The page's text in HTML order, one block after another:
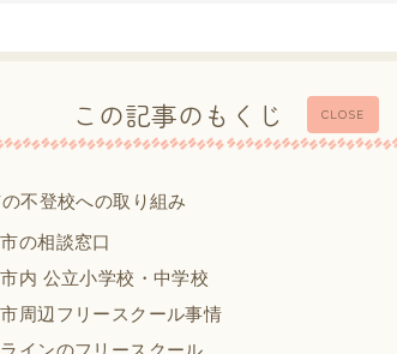
CLOSE
この記事のもくじ
不登校への取り組み
の相談窓口
内 公立小学校・中学校
周辺フリースクール事情
インのフリースクール